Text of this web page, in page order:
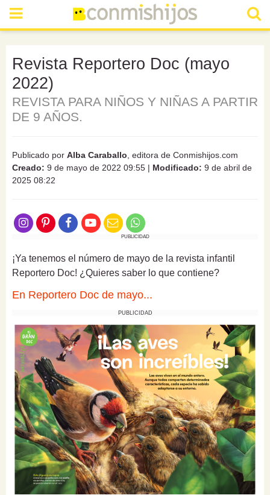
Revista Reportero Doc (mayo
2022)
REVISTA PARA NIÑOS Y NIÑAS A PARTIR
DE 9 AÑOS.
Publicado por Alba Caraballo , editora de Conmishijos.com
Creado: 9 de mayo de 2022 09:55 | Modificado: 9 de abril de
2025 08:22
PUBLICIDAD
¡Ya tenemos el número de mayo de la revista infantil
Reportero Doc! ¿Quieres saber lo que contiene?
En Reportero Doc de mayo...
PUBLICIDAD